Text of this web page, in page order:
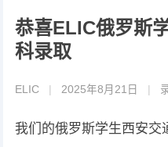
恭喜ELIC俄罗斯
科录取
ELIC 2025年8月21日
我们的俄罗斯学生西安交